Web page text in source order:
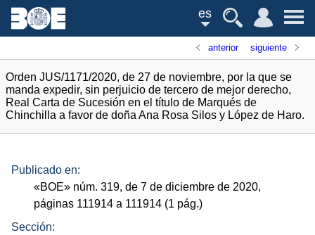
es
anterior siguiente
Orden JUS/1171/2020, de 27 de noviembre, por la que se
manda expedir, sin perjuicio de tercero de mejor derecho,
Real Carta de Sucesión en el título de Marqués de
Chinchilla a favor de doña Ana Rosa Silos y López de Haro.
Publicado en:
«BOE» núm. 319, de 7 de diciembre de 2020,
páginas 111914 a 111914 (1 pág.)
Sección: